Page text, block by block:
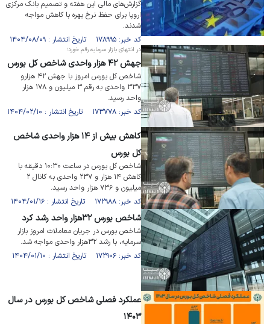
گزارش‌های مالی این هفته و تصمیم بانک مرکزی
اروپا برای حفظ نرخ بهره با کاهش مواجه
شدند.
کد خبر: ۱۷۸۹۹۵ تاریخ انتشار : ۱۴۰۴/۰۸/۰۹
در انتهای بازار سرمایه رقم خورد؛
جهش ۴۲ هزار واحدی شاخص کل بورس
شاخص کل بورس امروز با جهش ۴۲ هزارو
۳۳۷ واحدی به رقم ۳ میلیون و ۱۷۸ هزار
واحد رسید.
کد خبر: ۱۷۳۷۷۸ تاریخ انتشار : ۱۴۰۴/۰۲/۱۰
کاهش بیش از ۱۴ هزار واحدی شاخص
کل بورس
شاخص کل بورس در ساعت ۱۰:۳۰ دقیقه با
کاهش ۱۴ هزار و ۲۳۷ واحدی به کانال ۲
میلیون و ۷۳۶ هزار واحد رسید.
کد خبر: ۱۷۲۹۸۸ تاریخ انتشار : ۱۴۰۴/۰۱/۱۶
شاخص بورس ۳۲هزار واحد رشد کرد
شاخص بورس در جریان معاملات امروز بازار
سرمایه، با رشد ۳۲هزار واحدی مواجه شد.
کد خبر: ۱۷۲۹۰۶ تاریخ انتشار : ۱۴۰۴/۰۱/۱۰
عملکرد فصلی شاخص کل بورس در سال
۱۴۰۳